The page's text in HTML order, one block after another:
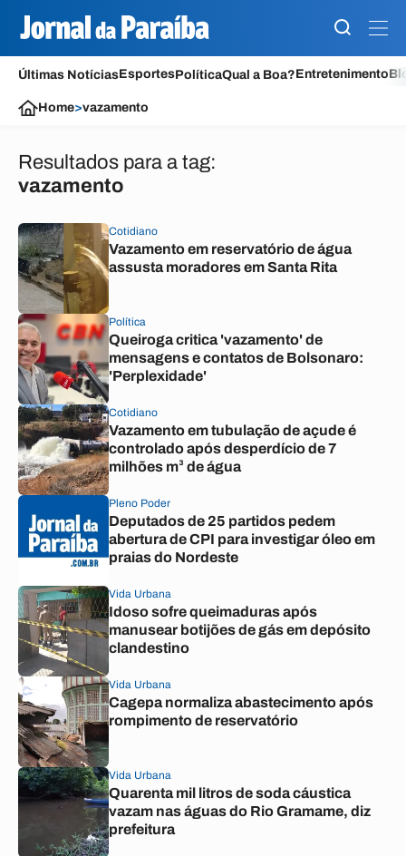
Últimas NotíciasEsportesPolíticaQual a Boa?Entretenimento
Home>vazamento
Resultados para a tag:
vazamento
Cotidiano
Vazamento em reservatório de água
assusta moradores em Santa Rita
Política
Queiroga critica 'vazamento' de
mensagens e contatos de Bolsonaro:
'Perplexidade'
Cotidiano
Vazamento em tubulação de açude é
controlado após desperdício de 7
milhões m³ de água
Pleno Poder
Deputados de 25 partidos pedem
abertura de CPI para investigar óleo em
praias do Nordeste
Vida Urbana
Idoso sofre queimaduras após
manusear botijões de gás em depósito
clandestino
Vida Urbana
Cagepa normaliza abastecimento após
rompimento de reservatório
Vida Urbana
Quarenta mil litros de soda cáustica
vazam nas águas do Rio Gramame, diz
prefeitura